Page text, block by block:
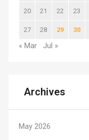
20 21 22 23
27 28 29 30
« Mar Jul »
Archives
May 2026